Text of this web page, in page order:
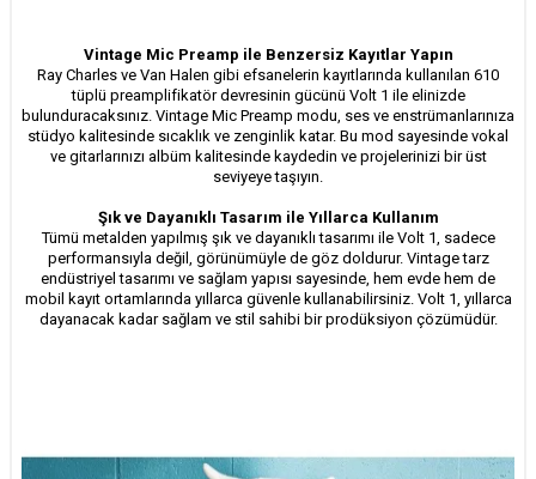
Vintage Mic Preamp ile Benzersiz Kayıtlar Yapın
Ray Charles ve Van Halen gibi efsanelerin kayıtlarında kullanılan 610
tüplü preamplifikatör devresinin gücünü Volt 1 ile elinizde
bulunduracaksınız. Vintage Mic Preamp modu, ses ve enstrümanlarınıza
stüdyo kalitesinde sıcaklık ve zenginlik katar. Bu mod sayesinde vokal
ve gitarlarınızı albüm kalitesinde kaydedin ve projelerinizi bir üst
seviyeye taşıyın.
Şık ve Dayanıklı Tasarım ile Yıllarca Kullanım
Tümü metalden yapılmış şık ve dayanıklı tasarımı ile Volt 1, sadece
performansıyla değil, görünümüyle de göz doldurur. Vintage tarz
endüstriyel tasarımı ve sağlam yapısı sayesinde, hem evde hem de
mobil kayıt ortamlarında yıllarca güvenle kullanabilirsiniz. Volt 1, yıllarca
dayanacak kadar sağlam ve stil sahibi bir prodüksiyon çözümüdür.